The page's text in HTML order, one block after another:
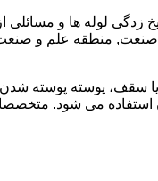
زدگی لوله ها و
منطقه علم و
یا سقف، پوسته پوسته
استفاده می شود.